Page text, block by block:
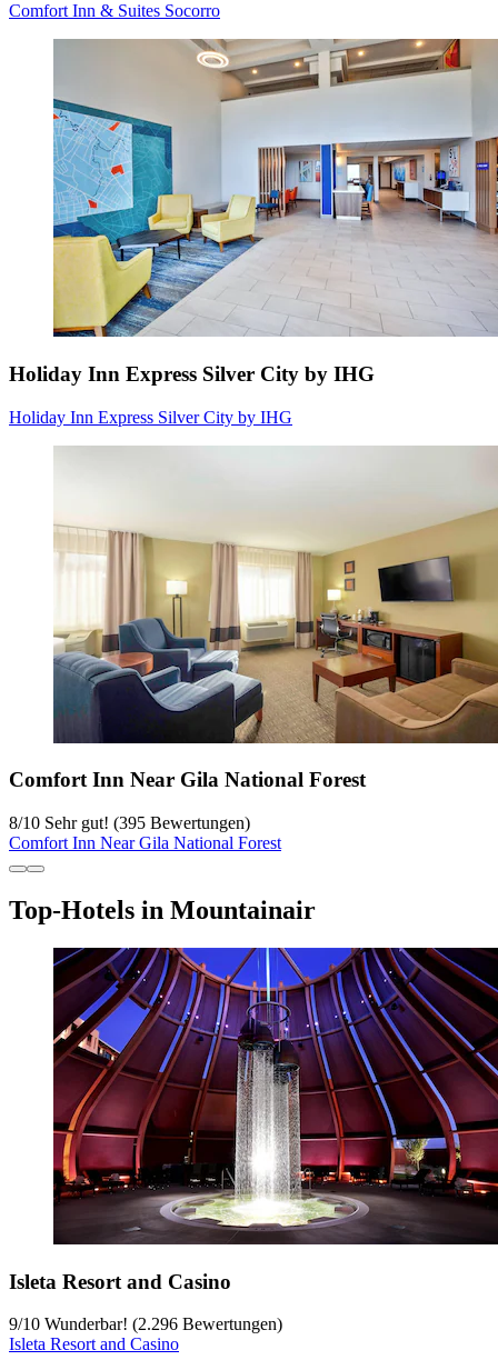
Comfort Inn & Suites Socorro
Holiday Inn Express Silver City by IHG
Holiday Inn Express Silver City by IHG
Comfort Inn Near Gila National Forest
8/10 Sehr gut! (395 Bewertungen)
Comfort Inn Near Gila National Forest
Top-Hotels in Mountainair
Isleta Resort and Casino
9/10 Wunderbar! (2.296 Bewertungen)
Isleta Resort and Casino